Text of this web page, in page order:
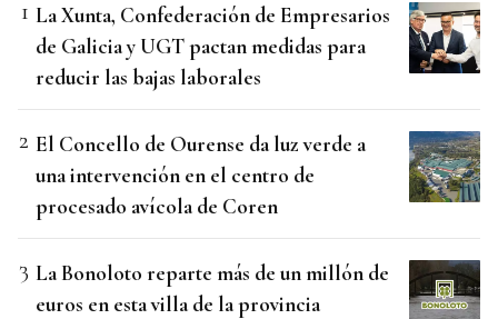
La Xunta, Confederación de Empresarios
de Galicia y UGT pactan medidas para
reducir las bajas laborales
El Concello de Ourense da luz verde a
una intervención en el centro de
procesado avícola de Coren
La Bonoloto reparte más de un millón de
euros en esta villa de la provincia